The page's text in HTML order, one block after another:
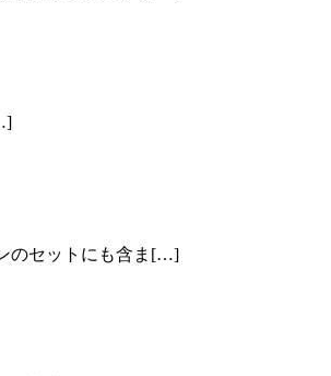
のセットにも含ま[…]